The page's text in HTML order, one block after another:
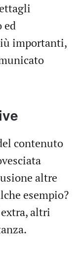
ed
importanti,
contenuto
altre
esempio?
altri